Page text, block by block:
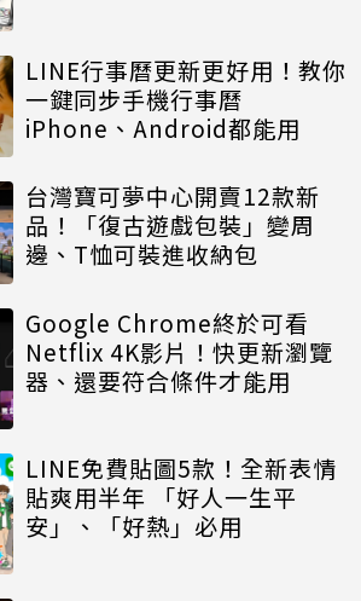
LINE行事曆更新更好用！教你
一鍵同步手機行事曆
iPhone、Android都能用
台灣寶可夢中心開賣12款新
品！「復古遊戲包裝」變周
邊、T恤可裝進收納包
Google Chrome終於可看
Netflix 4K影片！快更新瀏覽
器、還要符合條件才能用
LINE免費貼圖5款！全新表情
貼爽用半年 「好人一生平
安」、「好熱」必用